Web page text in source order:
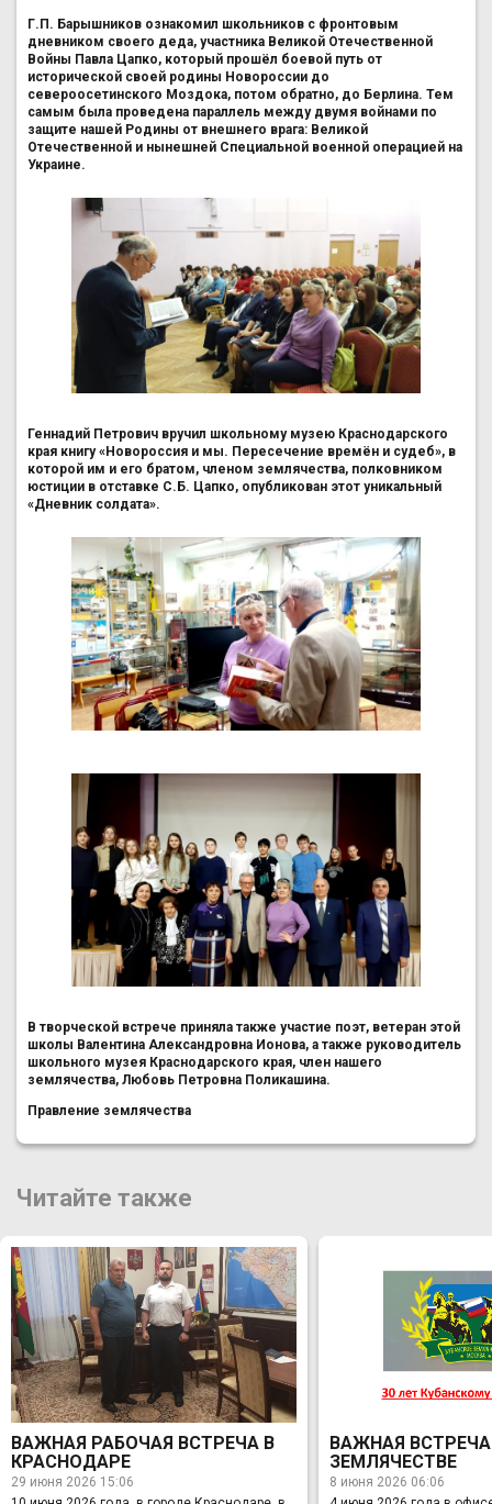
Г.П. Барышников ознакомил школьников с фронтовым
дневником своего деда, участника Великой Отечественной
Войны Павла Цапко, который прошёл боевой путь от
исторической своей родины Новороссии до
североосетинского Моздока, потом обратно, до Берлина. Тем
самым была проведена параллель между двумя войнами по
защите нашей Родины от внешнего врага: Великой
Отечественной и нынешней Специальной военной операцией на
Украине.
Геннадий Петрович вручил школьному музею Краснодарского
края книгу «Новороссия и мы. Пересечение времён и судеб», в
которой им и его братом, членом землячества, полковником
юстиции в отставке С.Б. Цапко, опубликован этот уникальный
«Дневник солдата».
В творческой встрече приняла также участие поэт, ветеран этой
школы Валентина Александровна Ионова, а также руководитель
школьного музея Краснодарского края, член нашего
землячества, Любовь Петровна Поликашина.
Правление землячества
Читайте также
ВАЖНАЯ РАБОЧАЯ ВСТРЕЧА В
КРАСНОДАРЕ
29 июня 2026 15:06
ВАЖНАЯ
ЗЕМЛЯЧЕСТВЕ
8 июня 2026 06:06